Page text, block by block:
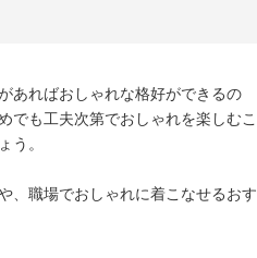
あればおしゃれな格好ができるの
でも工夫次第でおしゃれを楽しむこ
う。
、職場でおしゃれに着こなせるおす